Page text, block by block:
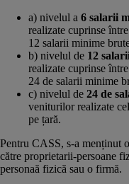
a) nivelul a 6 salarii
realizate cuprinse
12 salarii minime
b) nivelul de 12
realizate cuprinse
24 de salarii minime
c) nivelul de 24 de
veniturilor realizate
pe țară.
Pentru CASS, s-a menținut
către proprietarii-persoane
personaă fizică sau o firmă.